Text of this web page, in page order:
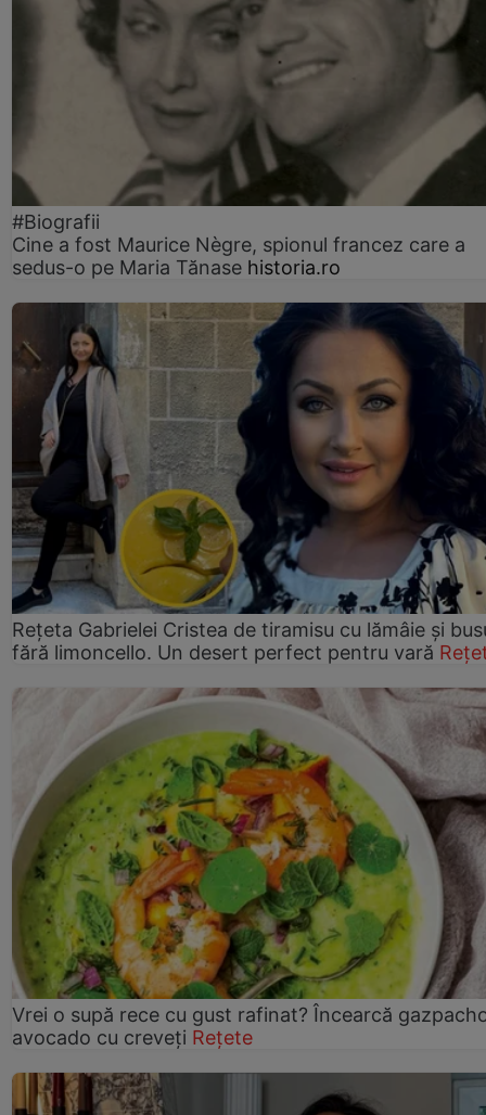
#Biografii
Cine a fost Maurice Nègre, spionul francez care a
sedus-o pe Maria Tănase historia.ro
Rețeta Gabrielei Cristea de tiramisu cu lămâie și
fără limoncello. Un desert perfect pentru vară
Vrei o supă rece cu gust rafinat? Încearcă
avocado cu creveți Rețete